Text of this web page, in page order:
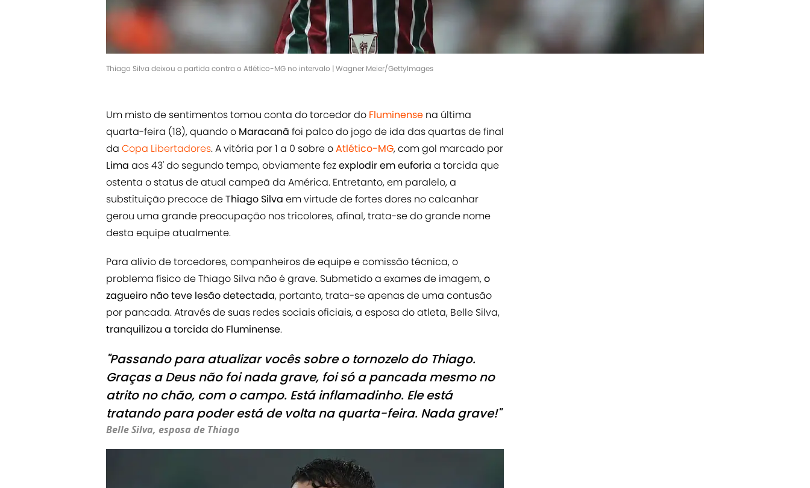
Thiago Silva deixou a partida contra o Atlético-MG no intervalo | Wagner Meier/GettyImages
Um misto de sentimentos tomou conta do torcedor do Fluminense na última
quarta-feira (18), quando o Maracanã foi palco do jogo de ida das quartas de final
da Copa Libertadores. A vitória por 1 a 0 sobre oAtlético-MG, com gol marcado por
Lima aos 43' do segundo tempo, obviamente fezexplodir em euforia a torcida que
ostenta o status de atual campeã da América. Entretanto, em paralelo, a
substituição precoce deThiago Silva em virtude de fortes dores no calcanhar
gerou uma grande preocupação nos tricolores, afinal, trata-se do grande nome
desta equipe atualmente.
Para alívio de torcedores, companheiros de equipe e comissão técnica, o
problema físico de Thiago Silva não é grave. Submetido a exames de imagem,o
zagueiro não teve lesão detectada, portanto, trata-se apenas de uma contusão
por pancada. Através de suas redes sociais oficiais, a esposa do atleta, Belle Silva,
tranquilizou a torcida do Fluminense.
"Passando para atualizar vocês sobre o tornozelo do Thiago.
Graças a Deus não foi nada grave, foi só a pancada mesmo no
atrito no chão, com o campo. Está inflamadinho. Ele está
tratando para poder está de volta na quarta-feira. Nada grave!"
Belle Silva, esposa de Thiago